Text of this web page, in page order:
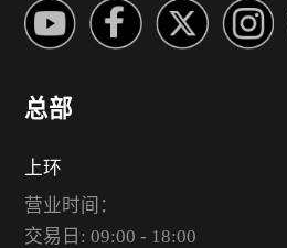
总部
上环
营业时间：
交易日: 09:00 - 18:00